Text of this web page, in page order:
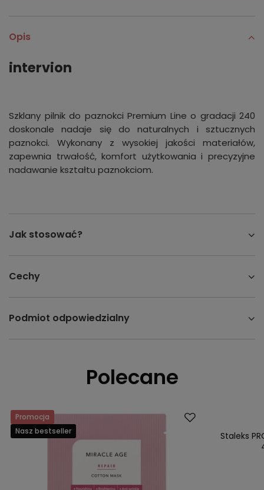
Opis
intervion
Szklany pilnik do paznokci Premium Line o gradacji 240
doskonale nadaje się do naturalnych i sztucznych
paznokci. Wykonany z wysokiej jakości materiałów,
zapewnia trwałość, komfort użytkowania i precyzyjne
nadawanie kształtu paznokciom.
Jak stosować?
Cechy
Podmiot odpowiedzialny
Polecane
Promocja
Nasz bestseller
Nasz
Staleks